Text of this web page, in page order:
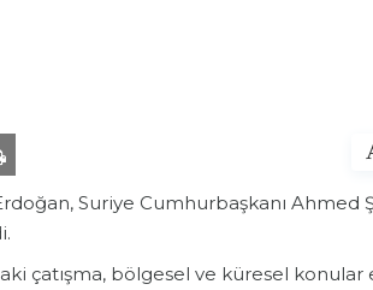
Suriye Cumhurbaşkanı Ahmed
çatışma, bölgesel ve küresel konular